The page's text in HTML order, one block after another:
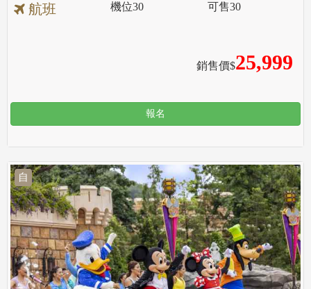
航班
銷售價$25,999
機位30 可售30
報名
自